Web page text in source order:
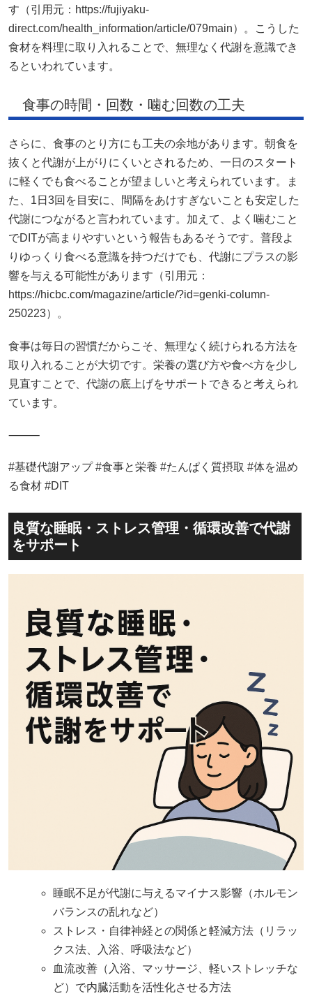
す（引用元：https://fujiyaku-
direct.com/health_information/article/079main）。こうした
食材を料理に取り入れることで、無理なく代謝を意識でき
るといわれています。
食事の時間・回数・噛む回数の工夫
さらに、食事のとり方にも工夫の余地があります。朝食を
抜くと代謝が上がりにくいとされるため、一日のスタート
に軽くでも食べることが望ましいと考えられています。ま
た、1日3回を目安に、間隔をあけすぎないことも安定した
代謝につながると言われています。加えて、よく噛むこと
でDITが高まりやすいという報告もあるそうです。普段よ
りゆっくり食べる意識を持つだけでも、代謝にプラスの影
響を与える可能性があります（引用元：
https://hicbc.com/magazine/article/?id=genki-column-
250223）。
食事は毎日の習慣だからこそ、無理なく続けられる方法を
取り入れることが大切です。栄養の選び方や食べ方を少し
見直すことで、代謝の底上げをサポートできると考えられ
ています。
⸻
#基礎代謝アップ #食事と栄養 #たんぱく質摂取 #体を温め
る食材 #DIT
良質な睡眠・ストレス管理・循環改善で代謝
をサポート
睡眠不足が代謝に与えるマイナス影響（ホルモン
バランスの乱れなど）
ストレス・自律神経との関係と軽減方法（リラッ
クス法、入浴、呼吸法など）
血流改善（入浴、マッサージ、軽いストレッチな
ど）で内臓活動を活性化させる方法